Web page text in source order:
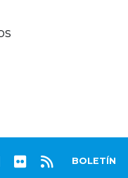
BOLETÍN